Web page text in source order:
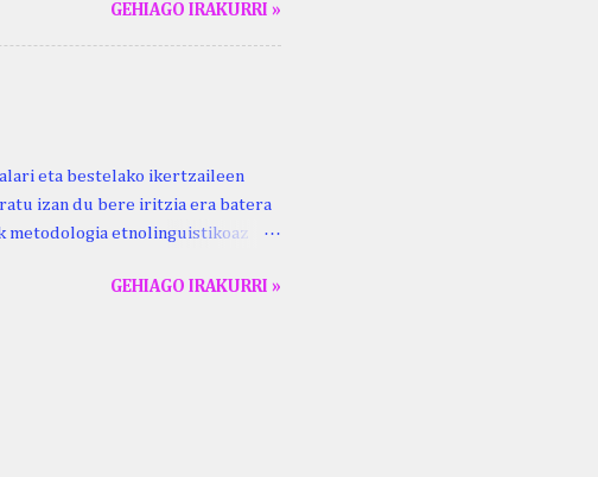
entzunak. Lodi ari du: ebi (euri)
ari du .... Mujika Josefa
indar gutxikoa). Mujika Josefa
bezela ari du , ta sartzen da
GEHIAGO IRAKURRI »
eta bestelako ikertzaileen
izan du bere iritzia era batera
metodologia etnolinguistikoaz
ikerlan honek gidari. Kepa
GEHIAGO IRAKURRI »